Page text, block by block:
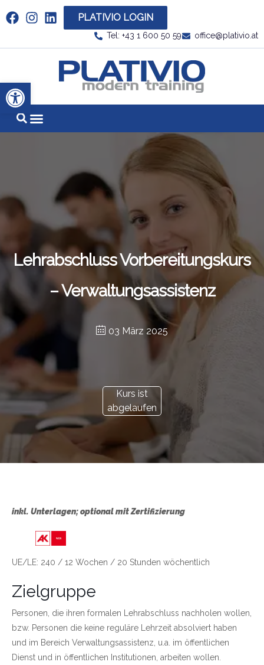
Werkzeugleiste öffnen
Link zu https://www.linkedin.com/company/
PLATIVIO LOGIN
Tel: +43 1 600 50 59 office@plativio.at
Link zu
Lehrabschluss Vorbereitungskurs
– Verwaltungsassistenz
03 März 2025
Kurs ist
abgelaufen
inkl. Unterlagen; optional mit Zertifizierung
UE/LE: 240 / 12 Wochen / 20 Stunden wöchentlich
Zielgruppe
Personen, die ihren formalen Lehrabschluss nachholen wollen,
bzw. Personen die keine reguläre Lehrzeit absolviert haben
und im Bereich Verwaltungsassistenz, u.a. im öffentlichen
Dienst und in öffentlichen Institutionen, arbeiten wollen.